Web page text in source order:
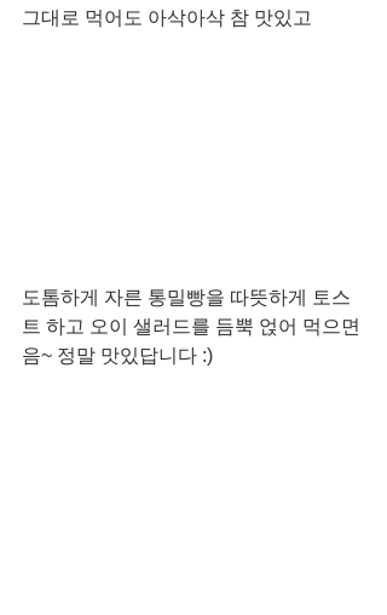
그대로 먹어도 아삭아삭 참 맛있고
도톰하게 자른 통밀빵을 따뜻하게 토스
트 하고 오이 샐러드를 듬뿍 얹어 먹으면
음~ 정말 맛있답니다 :)